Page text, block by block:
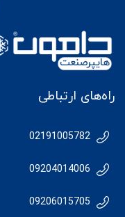
راه‌های ارتباطی
02191005782
09204014006
09206015705